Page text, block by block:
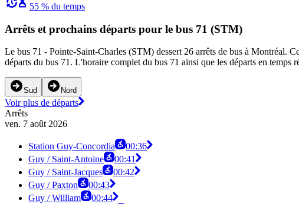
55 % du temps
Arrêts et prochains départs pour le bus 71 (STM)
Le bus 71 - Pointe-Saint-Charles (STM) dessert 26 arrêts de bus à Montréal.
départs du bus 71. L'horaire complet du bus 71 ainsi que les départs en temps
Sud Nord
Voir plus de départs
Arrêts
ven. 7 août 2026
Station Guy-Concordia
00:36
Guy / Saint-Antoine
00:41
Guy / Saint-Jacques
00:42
Guy / Paxton
00:43
Guy / William
00:44